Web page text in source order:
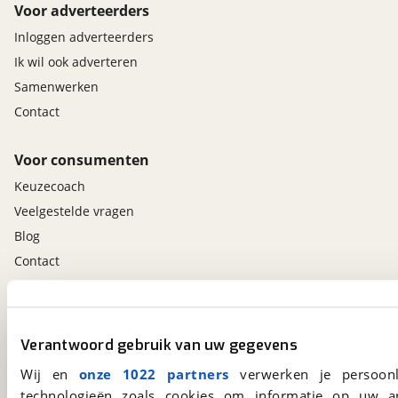
Verantwoord gebruik van uw gegevens
Wij en onze 1022 partners verwerken je
Voor adverteerders
Inloggen adverteerders
Ik wil ook adverteren
Samenwerken
Contact
Voor consumenten
Keuzecoach
Veelgestelde vragen
Blog
Contact
Altijd het meest recente aanbod bij de hand.